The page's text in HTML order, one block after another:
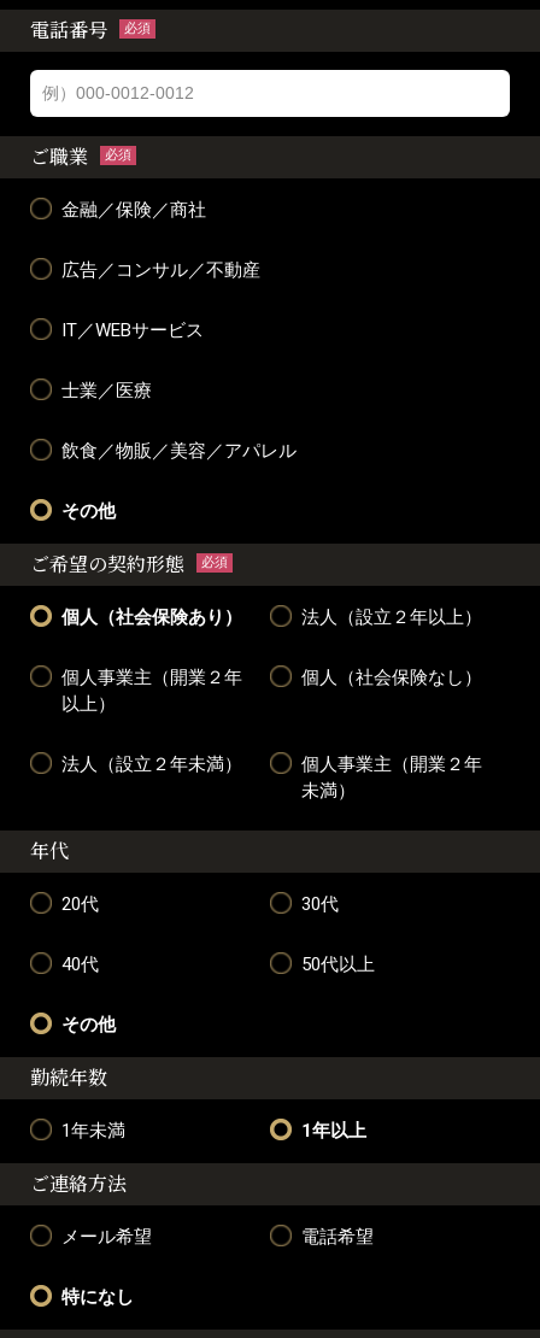
電話番号 必須
ご職業 必須
金融／保険／商社
広告／コンサル／不動産
IT／WEBサービス
士業／医療
飲食／物販／美容／アパレル
その他
ご希望の契約形態 必須
個人（社会保険あり） 法人（設立２年以上）
個人事業主（開業２年
以上）
個人（社会保険なし）
法人（設立２年未満）
個人事業主（開業２年
未満）
年代
20代 30代
40代 50代以上
その他
勤続年数
1年未満 1年以上
ご連絡方法
メール希望 電話希望
特になし